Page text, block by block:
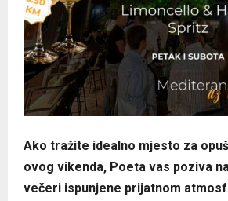
Ako tražite idealno mjesto za
ovog vikenda, Poeta vas poziva
večeri ispunjene prijatnom